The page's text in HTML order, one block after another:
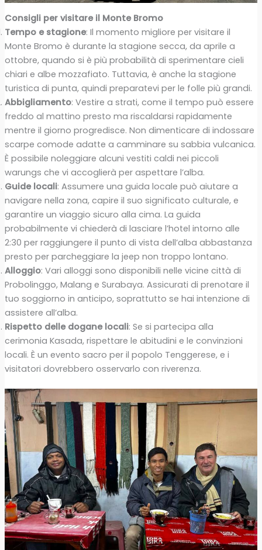
Consigli per visitare il Monte Bromo
Tempo e stagione: Il momento migliore per visitare il
Monte Bromo è durante la stagione secca, da aprile a
ottobre, quando si è più probabilità di sperimentare cieli
chiari e albe mozzafiato. Tuttavia, è anche la stagione
turistica di punta, quindi preparatevi per le folle più grandi.
Abbigliamento: Vestire a strati, come il tempo può essere
freddo al mattino presto ma riscaldarsi rapidamente
mentre il giorno progredisce. Non dimenticare di indossare
scarpe comode adatte a camminare su sabbia vulcanica.
È possibile noleggiare alcuni vestiti caldi nei piccoli
warungs che vi accoglierà per aspettare l’alba.
Guide locali: Assumere una guida locale può aiutare a
navigare nella zona, capire il suo significato culturale, e
garantire un viaggio sicuro alla cima. La guida
probabilmente vi chiederà di lasciare l’hotel intorno alle
2:30 per raggiungere il punto di vista dell’alba abbastanza
presto per parcheggiare la jeep non troppo lontano.
Alloggio: Vari alloggi sono disponibili nelle vicine città di
Probolinggo, Malang e Surabaya. Assicurati di prenotare il
tuo soggiorno in anticipo, soprattutto se hai intenzione di
assistere all’alba.
Rispetto delle dogane locali: Se si partecipa alla
cerimonia Kasada, rispettare le abitudini e le convinzioni
locali. È un evento sacro per il popolo Tenggerese, e i
visitatori dovrebbero osservarlo con riverenza.